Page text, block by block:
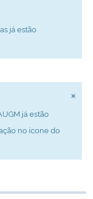
já estão
já estão
no ícone do
×